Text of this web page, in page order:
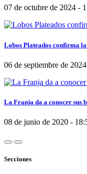
07 de octubre de 2024 -
Lobos Plateados confirma
06 de septiembre de
La Franja da a conocer sus
08 de junio de 2020 -
Secciones